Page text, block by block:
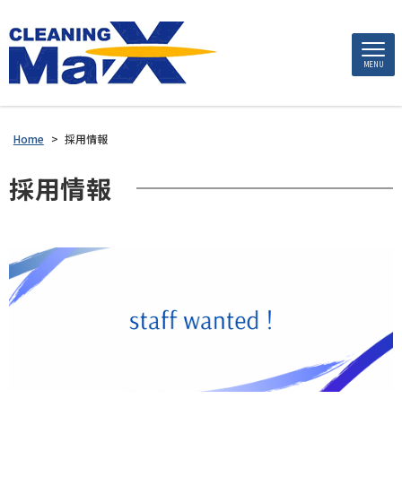
MENU
Home > 採用情報
採用情報